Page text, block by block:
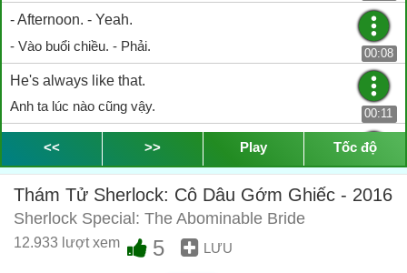
- Afternoon. - Yeah.
- Vào buổi chiều. - Phải.
00:08
He's always like that.
Anh ta lúc nào cũng vậy.
00:11
Bad day was it?
Một ngày tồi tệ quá phải không?
00:14
Since yesterday you've moved in with him and now you're
solving crimes together.
Hôm qua thì dọn vào ở với cậu ta. rồi giờ hai người còn phá án
<< >> Play Tốc độ
Thám Tử Sherlock: Cô Dâu Gớm Ghiếc - 2016
Sherlock Special: The Abominable Bride
12.933 lượt xem 5 LƯU